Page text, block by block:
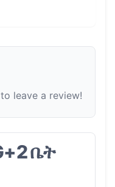
leave a review!
ቤት